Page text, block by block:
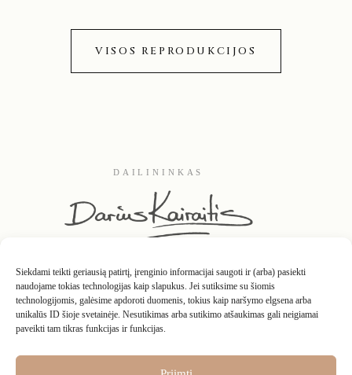
Siekdami teikti geriausią patirtį, įrenginio informacijai saugoti ir (arba) pasiekti
naudojame tokias technologijas kaip slapukus. Jei sutiksime su šiomis
technologijomis, galėsime apdoroti duomenis, tokius kaip naršymo elgsena arba
unikalūs ID šioje svetainėje. Nesutikimas arba sutikimo atšaukimas gali neigiamai
paveikti tam tikras funkcijas ir funkcijas.
VISOS REPRODUKCIJOS
DAILININKAS
Grąžinimo taisyklės
Privatumo politika